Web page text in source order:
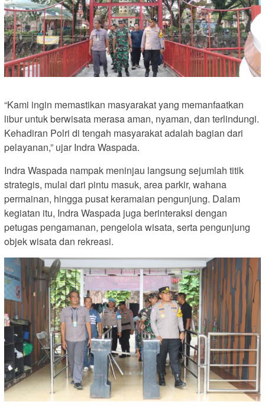
“Kami ingin memastikan masyarakat yang memanfaatkan
libur untuk berwisata merasa aman, nyaman, dan terlindungi.
Kehadiran Polri di tengah masyarakat adalah bagian dari
pelayanan,” ujar Indra Waspada.
Indra Waspada nampak meninjau langsung sejumlah titik
strategis, mulai dari pintu masuk, area parkir, wahana
permainan, hingga pusat keramaian pengunjung. Dalam
kegiatan itu, Indra Waspada juga berinteraksi dengan
petugas pengamanan, pengelola wisata, serta pengunjung
objek wisata dan rekreasi.